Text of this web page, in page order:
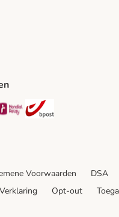
Method
Shipping Method
Mondial Relay Shipping
Voorwaarden DSA
Opt-out